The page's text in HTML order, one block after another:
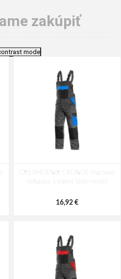
zakúpiť
mode
CXS PHOENIX CRONOS Pracovné
nohavice s trakmi šedo-modré
16,92 €